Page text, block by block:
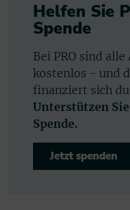
Helfen Sie
Spende
Bei PRO sind
kostenlos - und
finanziert sich
Unterstützen
Spende.
Jetzt spenden